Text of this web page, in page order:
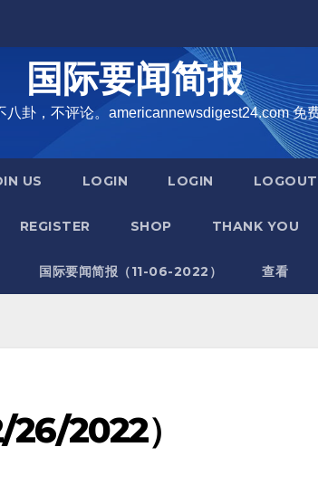
国际要闻简报
卦，不评论。americannewsdigest24.com 免
US LOGIN LOGIN LOGOUT
REGISTER SHOP THANK YOU
国际要闻简报（11-06-2022） 查看
2022）